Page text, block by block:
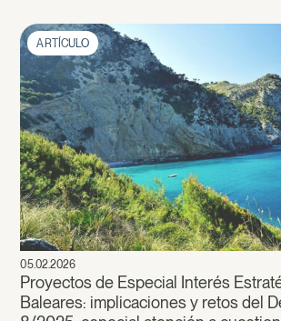
ARTÍCULO
05.02.2026
Proyectos de Especial Interés
Baleares: implicaciones y retos del